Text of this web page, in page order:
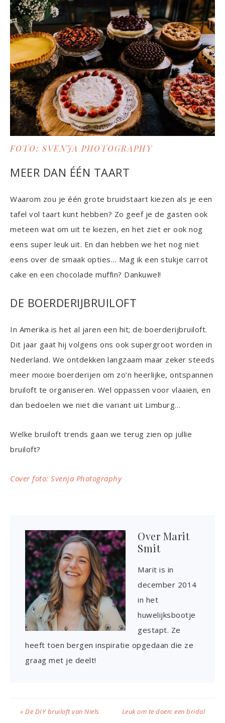
FOTO: SVENJA PHOTOGRAPHY
MEER DAN ÉÉN TAART
Waarom zou je één grote bruidstaart kiezen als je een
tafel vol taart kunt hebben? Zo geef je de gasten ook
meteen wat om uit te kiezen, en het ziet er ook nog
eens super leuk uit. En dan hebben we het nog niet
eens over de smaak opties… Mag ik een stukje carrot
cake en een chocolade muffin? Dankuwel!
DE BOERDERIJBRUILOFT
In Amerika is het al jaren een hit; de boerderijbruiloft.
Dit jaar gaat hij volgens ons ook supergroot worden in
Nederland. We ontdekken langzaam maar zeker steeds
meer mooie boerderijen om zo’n heerlijke, ontspannen
bruiloft te organiseren. Wel oppassen voor vlaaien, en
dan bedoelen we niet die variant uit Limburg…
Welke bruiloft trends gaan we terug zien op jullie
bruiloft?
Cover foto: Svenja Photography
Over Marit
Smit
Marit is in
december 2014
in het
huwelijksbootje
gestapt. Ze
heeft toen bergen inspiratie opgedaan die ze
graag met je deelt!
« De DIY bruiloft van Niels
Leuk om te doen: een bridal